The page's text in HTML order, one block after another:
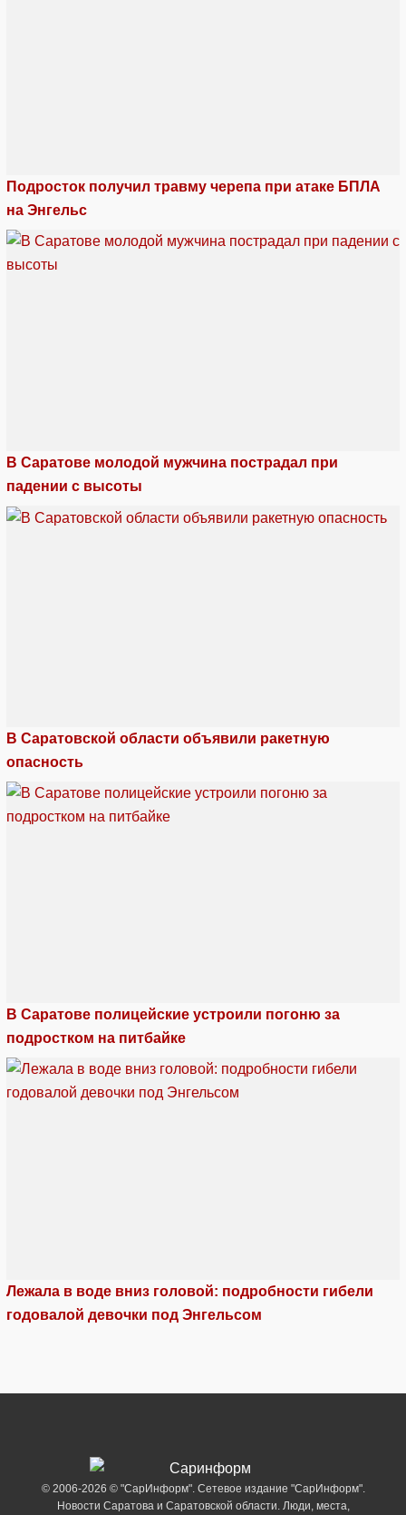
Подросток получил травму черепа при атаке БПЛА
на Энгельс
В Саратове молодой мужчина пострадал при
падении с высоты
В Саратовской области объявили ракетную
опасность
В Саратове полицейские устроили погоню за
подростком на питбайке
Лежала в воде вниз головой: подробности гибели
годовалой девочки под Энгельсом
© 2006-2026 © "СарИнформ". Сетевое издание "СарИнформ".
Новости Саратова и Саратовской области. Люди, места,